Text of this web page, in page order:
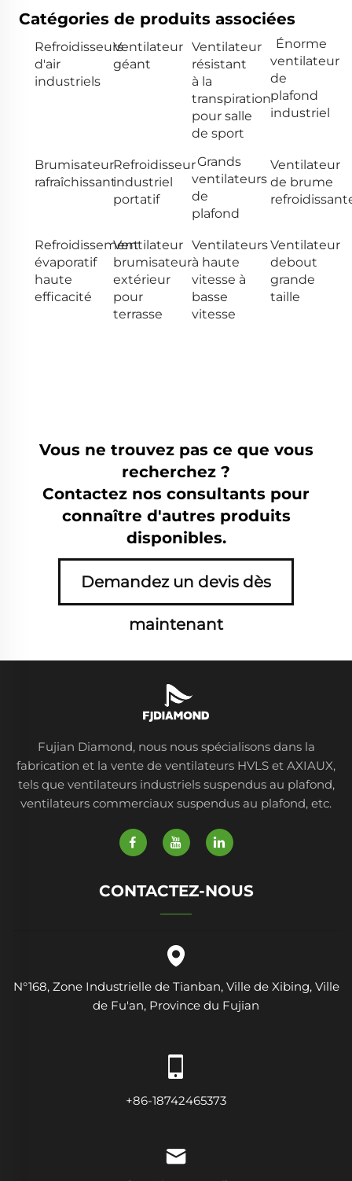
Catégories de produits associées
Refroidisseurs
d'air
industriels
Ventilateur
géant
Ventilateur
résistant
à la
transpiration
pour salle
de sport
Énorme
ventilateur
de
plafond
industriel
Brumisateur
rafraîchissant
Refroidisseur
industriel
portatif
Grands
ventilateurs
de
plafond
Ventilateur
de brume
Refroidissement
évaporatif
haute
efficacité
Ventilateur
brumisateur
extérieur
pour
terrasse
Ventilateurs
à haute
vitesse à
basse
vitesse
Ventilateur
debout
grande
taille
Vous ne trouvez pas ce que vous
recherchez ?
Contactez nos consultants pour
connaître d'autres produits
disponibles.
Demandez un devis dès
maintenant
Fujian Diamond, nous nous spécialisons dans la
fabrication et la vente de ventilateurs HVLS et AXIAUX,
tels que ventilateurs industriels suspendus au plafond,
ventilateurs commerciaux suspendus au plafond, etc.
CONTACTEZ-NOUS
N°168, Zone Industrielle de Tianban, Ville de Xibing, Ville
de Fu'an, Province du Fujian
+86-18742465373